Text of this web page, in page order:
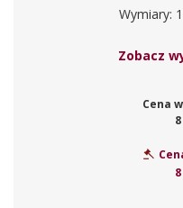
Wymiary:
Zobacz
Cena